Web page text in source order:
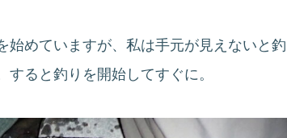
始めていますが、私は手元が見えないと釣
ると釣りを開始してすぐに。